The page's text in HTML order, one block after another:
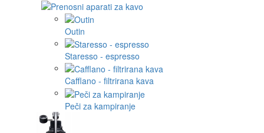
Outin
Staresso - espresso
Cafflano - filtrirana kava
Peči za kampiranje